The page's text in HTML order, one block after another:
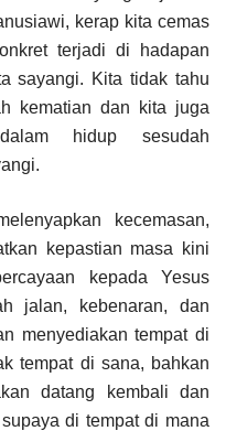
kerap kita cemas
terjadi di hadapan
sayangi. Kita tidak tahu
kematian dan kita juga
hidup sesudah
kecemasan,
kepastian masa kini
kepada Yesus
jalan, kebenaran, dan
menyediakan tempat di
tempat di sana, bahkan
datang kembali dan
di tempat di mana